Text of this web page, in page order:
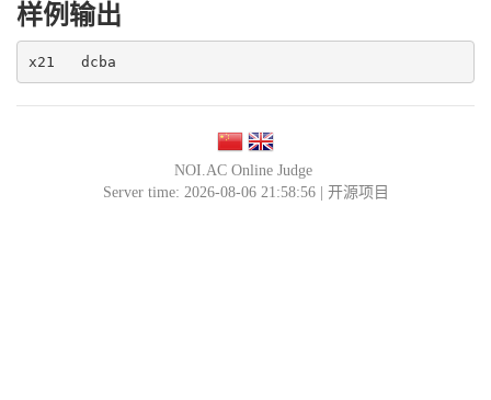
样例输出
x21   dcba
NOI.AC Online Judge
Server time: 2026-08-06 21:58:56 | 开源项目